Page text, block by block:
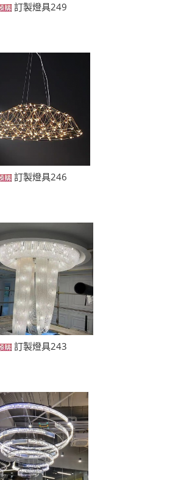
訂製燈具249
訂製燈具246
訂製燈具243